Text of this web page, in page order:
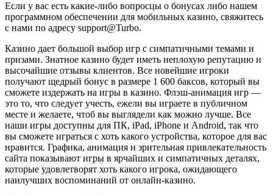
Если у вас есть какие-либо вопросцы о бонусах либо нашем
программном обеспечении для мобильных казино, свяжитесь
с нами по адресу support@Turbo.
Казино дает большой выбор игр с симпатичными темами и
призами. Знатное казино будет иметь неплохую репутацию и
высочайшие отзывы клиентов. Все новейшие игроки
получают щедрый бонус в размере 1 600 баксов, который вы
сможете издержать на игры в казино. Флэш-анимация игр —
это то, что следует учесть, ежели вы играете в публичном
месте и желаете, чтоб вы выглядели как можно лучше. Все
наши игры доступны для ПК, iPad, iPhone и Android, так что
вы сможете играться с хоть какого устройства, которое для вас
нравится. Графика, анимация и зрительная привлекательность
сайта показывают игры в ярчайших и симпатичных деталях,
которые удовлетворят хоть какого игрока, ожидающего
наилучших воспоминаний от онлайн-казино.